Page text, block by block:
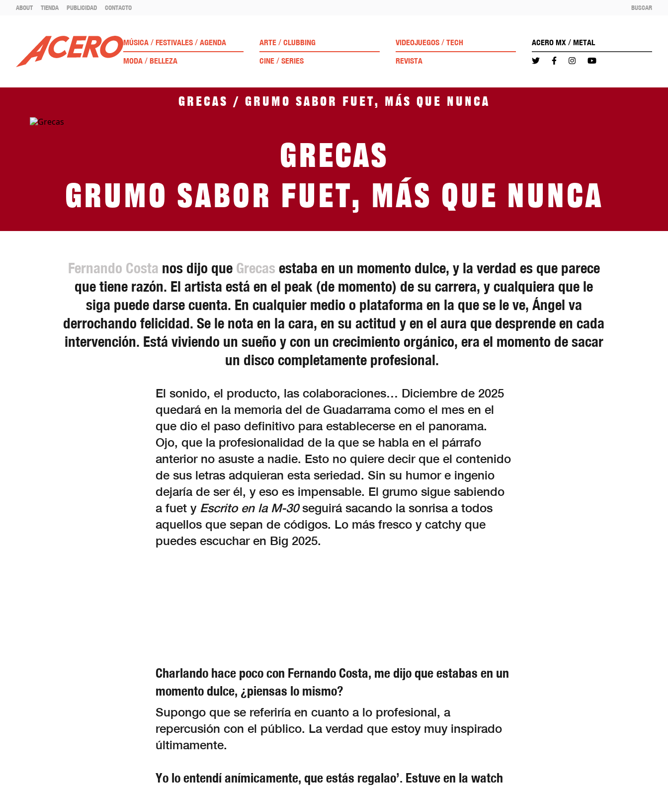
ABOUT TIENDA PUBLICIDAD CONTACTO BUSCAR
MÚSICA / FESTIVALES / AGENDA ARTE / CLUBBING VIDEOJUEGOS / TECH ACERO MX / METAL
MODA / BELLEZA CINE / SERIES REVISTA
Grecas / Grumo sabor fuet, más que nunca
Grecas
Grumo sabor fuet, más que nunca
Fernando Costa nos dijo que Grecas estaba en un momento dulce, y la verdad es que parece
que tiene razón. El artista está en el peak (de momento) de su carrera, y cualquiera que le
siga puede darse cuenta. En cualquier medio o plataforma en la que se le ve, Ángel va
derrochando felicidad. Se le nota en la cara, en su actitud y en el aura que desprende en cada
intervención. Está viviendo un sueño y con un crecimiento orgánico, era el momento de sacar
un disco completamente profesional.
El sonido, el producto, las colaboraciones… Diciembre de 2025
quedará en la memoria del de Guadarrama como el mes en el
que dio el paso definitivo para establecerse en el panorama.
Ojo, que la profesionalidad de la que se habla en el párrafo
anterior no asuste a nadie. Esto no quiere decir que el contenido
de sus letras adquieran esta seriedad. Sin su humor e ingenio
dejaría de ser él, y eso es impensable. El grumo sigue sabiendo
a fuet y Escrito en la M-30seguirá sacando la sonrisa a todos
aquellos que sepan de códigos. Lo más fresco y catchy que
puedes escuchar en Big 2025.
Charlando hace poco con Fernando Costa, me dijo que estabas en un
momento dulce, ¿piensas lo mismo?
Supongo que se referiría en cuanto a lo profesional, a
repercusión con el público. La verdad que estoy muy inspirado
últimamente.
Yo lo entendí anímicamente, que estás regalao’. Estuve en la watch